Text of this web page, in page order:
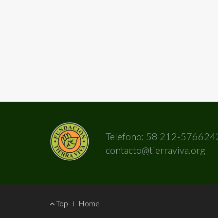
Telefono: 58 212-
contacto@tierraviva.org
Footer
Top Home